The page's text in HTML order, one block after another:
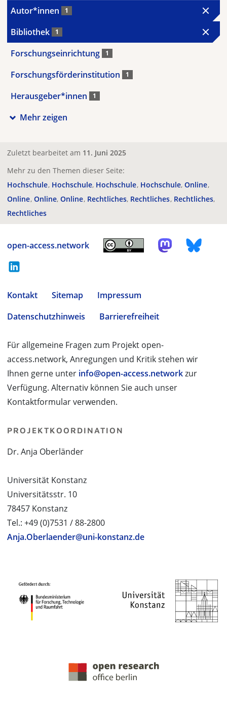
Autor*innen 1
Bibliothek 1
Forschungseinrichtung 1
Forschungsförderinstitution 1
Herausgeber*innen 1
Mehr zeigen
Zuletzt bearbeitet am 11. Juni 2025
Mehr zu den Themen dieser Seite:
Hochschule Hochschule Hochschule Hochschule Online
Online Online Online Rechtliches Rechtliches Rechtliches
Rechtliches
open-access.network
Kontakt Sitemap
Impressum
Datenschutzhinweis
Barrierefreiheit
Für allgemeine Fragen zum Projekt open-
access.network, Anregungen und Kritik stehen wir
Ihnen gerne unter info@open-access.networkzur
Verfügung. Alternativ können Sie auch unser
Kontaktformular verwenden.
PROJEKTKOORDINATION
Dr. Anja Oberländer
Universität Konstanz
Universitätsstr. 10
78457 Konstanz
Tel.: +49 (0)7531 / 88-2800
Anja.Oberlaender@uni-konstanz.de